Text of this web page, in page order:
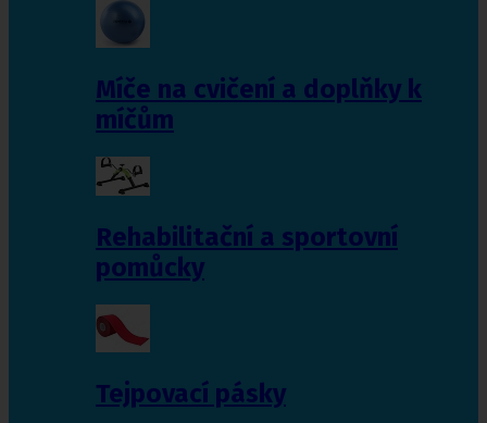
Míče na cvičení a doplňky k
míčům
Rehabilitační a sportovní
pomůcky
Tejpovací pásky